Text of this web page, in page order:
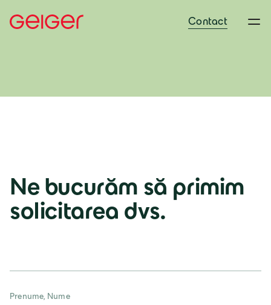
Contact
Ne bucurăm să primim
solicitarea dvs.
Prenume, Nume
Deutschland
Österreich
Deutsch